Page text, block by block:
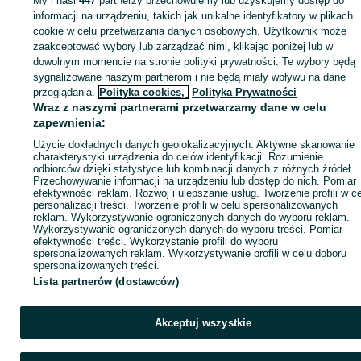
Zaloguj się lub załóż konto na OLX, aby skontaktować się z
sprzedającym
Zaloguj się / Załóż konto
informacji na urządzeniu, takich jak unikalne identyfikatory w plikach
cookie w celu przetwarzania danych osobowych. Użytkownik może
zaakceptować wybory lub zarządzać nimi, klikając poniżej lub w
dowolnym momencie na stronie polityki prywatności. Te wybory będą
sygnalizowane naszym partnerom i nie będą miały wpływu na dane
przeglądania. Polityka cookies, Polityka Prywatności
Wraz z naszymi partnerami przetwarzamy dane w celu
zapewnienia:
Użycie dokładnych danych geolokalizacyjnych. Aktywne skanowanie
charakterystyki urządzenia do celów identyfikacji. Rozumienie
odbiorców dzięki statystyce lub kombinacji danych z różnych źródeł.
Przechowywanie informacji na urządzeniu lub dostęp do nich. Pomiar
efektywności reklam. Rozwój i ulepszanie usług. Tworzenie profili w
personalizacji treści. Tworzenie profili w celu spersonalizowanych
reklam. Wykorzystywanie ograniczonych danych do wyboru reklam.
Wykorzystywanie ograniczonych danych do wyboru treści. Pomiar
efektywności treści. Wykorzystanie profili do wyboru
spersonalizowanych reklam. Wykorzystywanie profili w celu doboru
spersonalizowanych treści.
Lista partnerów (dostawców)
Akceptuj wszystkie